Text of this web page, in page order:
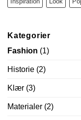
Kategorier
Fashion (1)
Historie (2)
Klær (3)
Materialer (2)